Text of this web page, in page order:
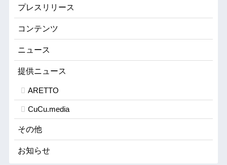
プレスリリース
コンテンツ
ニュース
提供ニュース
ARETTO
CuCu.media
その他
お知らせ